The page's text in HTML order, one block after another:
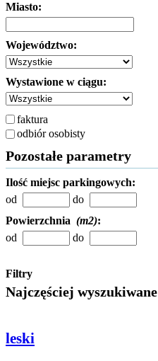
Miasto:
Województwo:
Wystawione w ciągu:
faktura
odbiór osobisty
Pozostałe parametry
Ilość miejsc parkingowych:
od
do
Powierzchnia (m2):
od
do
Filtry
Najczęściej wyszukiwane
leski